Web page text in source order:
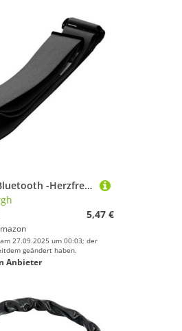
Ujjdwiurgh Bluetooth -Herzfrequenz -¨¹berwachung Brustgurt Bequeme und Genaue Herzfrequenzverfolgung f¨¹r Training und ¨¹Bung B
5,47 €
27.09.2025 um 00:03; der
geändert haben.
Anbieter